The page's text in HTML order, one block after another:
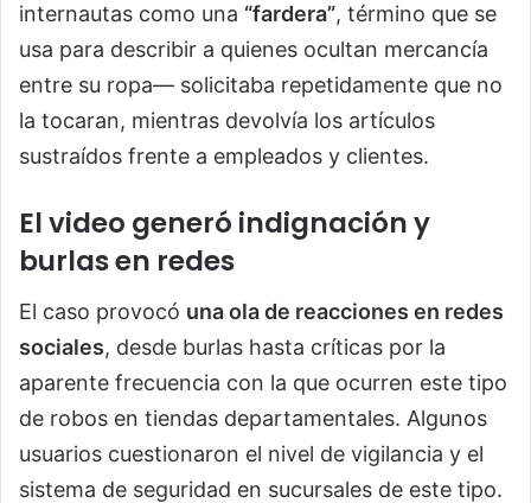
internautas como una “fardera”, término que se
usa para describir a quienes ocultan mercancía
entre su ropa— solicitaba repetidamente que no
la tocaran, mientras devolvía los artículos
sustraídos frente a empleados y clientes.
El video generó indignación y
burlas en redes
El caso provocó una ola de reacciones en redes
sociales, desde burlas hasta críticas por la
aparente frecuencia con la que ocurren este tipo
de robos en tiendas departamentales. Algunos
usuarios cuestionaron el nivel de vigilancia y el
sistema de seguridad en sucursales de este tipo.